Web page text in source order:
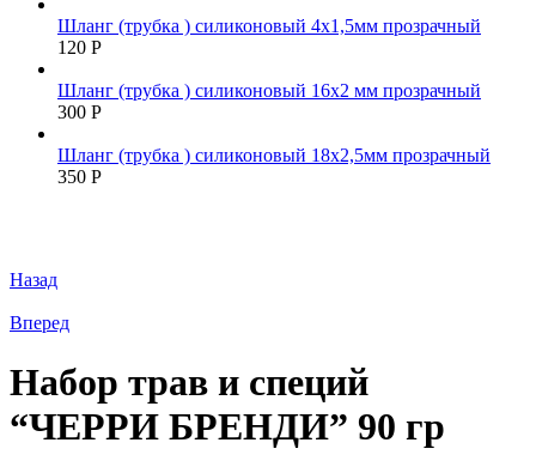
Шланг (трубка ) силиконовый 4х1,5мм прозрачный
120 Р
Шланг (трубка ) силиконовый 16х2 мм прозрачный
300 Р
Шланг (трубка ) силиконовый 18х2,5мм прозрачный
350 Р
Назад
Вперед
Набор трав и специй
“ЧЕРРИ БРЕНДИ” 90 гр